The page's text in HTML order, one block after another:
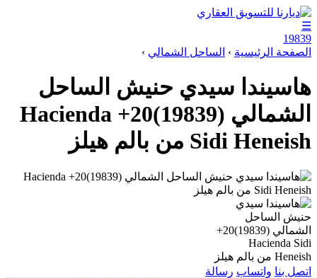
☰
19839
الصفحة الرئيسية › الساحل الشمالي ›
هاسيندا سيدي حنيش الساحل
الشمالي (19839)20+ Hacienda
Sidi Heneish من بالم هيلز
اتصل بنا واتساب رسالة